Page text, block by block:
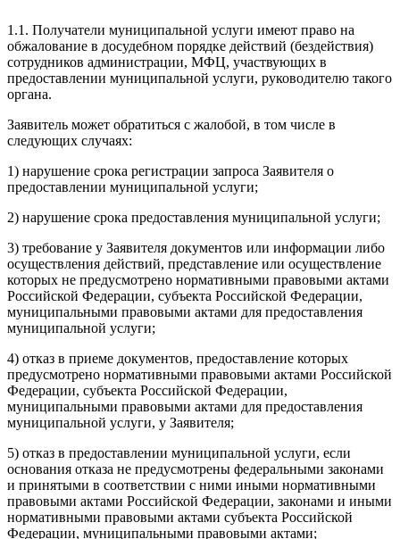
1.1. Получатели муниципальной услуги имеют право на
обжалование в досудебном порядке действий (бездействия)
сотрудников администрации, МФЦ, участвующих в
предоставлении муниципальной услуги, руководителю такого
органа.
Заявитель может обратиться с жалобой, в том числе в
следующих случаях:
1) нарушение срока регистрации запроса Заявителя о
предоставлении муниципальной услуги;
2) нарушение срока предоставления муниципальной услуги;
3) требование у Заявителя документов или информации либо
осуществления действий, представление или осуществление
которых не предусмотрено нормативными правовыми актами
Российской Федерации, субъекта Российской Федерации,
муниципальными правовыми актами для предоставления
муниципальной услуги;
4) отказ в приеме документов, предоставление которых
предусмотрено нормативными правовыми актами Российской
Федерации, субъекта Российской Федерации,
муниципальными правовыми актами для предоставления
муниципальной услуги, у Заявителя;
5) отказ в предоставлении муниципальной услуги, если
основания отказа не предусмотрены федеральными законами
и принятыми в соответствии с ними иными нормативными
правовыми актами Российской Федерации, законами и иными
нормативными правовыми актами субъекта Российской
Федерации, муниципальными правовыми актами;